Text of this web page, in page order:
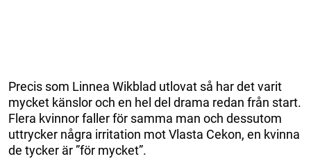
Precis som Linnea Wikblad utlovat så har det varit
mycket känslor och en hel del drama redan från start.
Flera kvinnor faller för samma man och dessutom
uttrycker några irritation mot Vlasta Cekon, en kvinna
de tycker är ”för mycket”.